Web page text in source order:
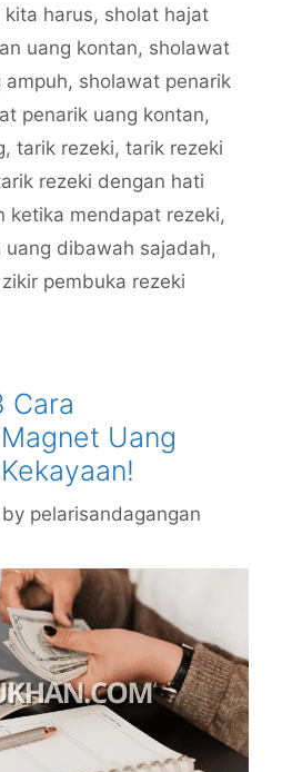
harus, sholat hajat
uang kontan, sholawat
ampuh, sholawat penarik
penarik uang kontan,
, tarik rezeki, tarik rezeki
rezeki dengan hati
ketika mendapat rezeki,
dibawah sajadah,
zikir pembuka rezeki
Cara
Uang
by pelarisandagangan